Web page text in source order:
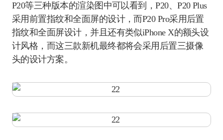
P20等三种版本的渲染图中可以看到，P20、P20 Plus
采用前置指纹和全面屏的设计，而P20 Pro采用后置
指纹和全面屏设计，并且还有类似iPhone X的额头设
计风格，而这三款新机最终都将会采用后置三摄像
头的设计方案。